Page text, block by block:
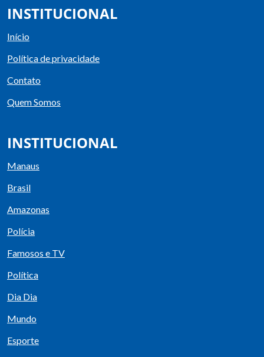
INSTITUCIONAL
Início
Política de privacidade
Contato
Quem Somos
INSTITUCIONAL
Manaus
Brasil
Amazonas
Polícia
Famosos e TV
Política
Dia Dia
Mundo
Esporte